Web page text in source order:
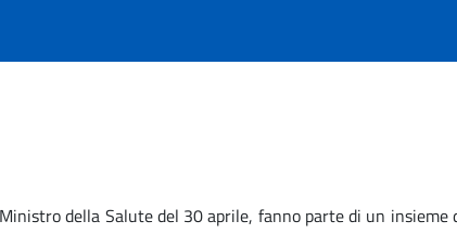
della Salute del 30 aprile, fanno parte di un insieme